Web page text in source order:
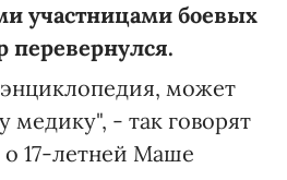
участницами боевых
перевернулся.
энциклопедия, может
медику", - так говорят
17-летней Маше